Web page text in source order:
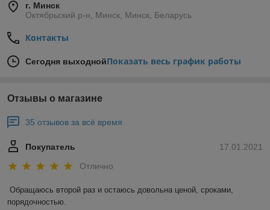
г. Минск
Октябрьский р-н, Минск, Минск, Беларусь
Контакты
Сегодня выходнойПоказать весь график работы
Отзывы о магазине
35 отзывов за всё время
17.01.2021
Покупатель
Отлично
Обращаюсь второй раз и остаюсь довольна ценой, сроками,
порядочностью.